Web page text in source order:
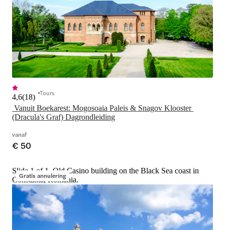
Vanuit Boekarest: Mogosoaia Paleis & Snagov Klooster
(Dracula's Graf) Dagrondleiding
4,6(18) Tours
vanaf
€ 50
Gratis annulering
Slide 1 of 1, Old Casino building on the Black Sea coast in
Constanta, Romania.